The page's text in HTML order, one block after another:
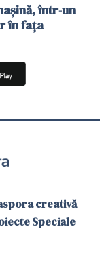
într-un
în fața
creativă
Speciale